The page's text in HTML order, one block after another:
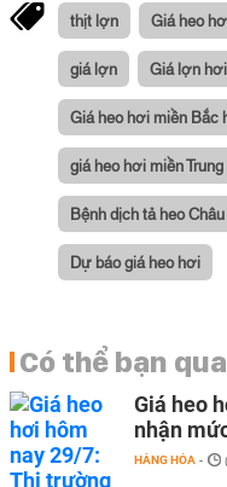
thịt lợn Giá heo
giá lợn Giá lợn
Giá heo hơi miền Bắc
giá heo hơi miền Trung
Bệnh dịch tả heo
Dự báo giá heo hơi
Có thể bạn
Giá heo
nhận
HÀNG HÓA -